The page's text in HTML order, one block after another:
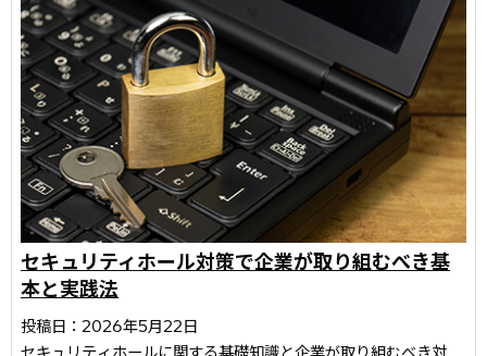
セキュリティホール対策で企業が取り組むべき基
本と実践法
投稿日：2026年5月22日